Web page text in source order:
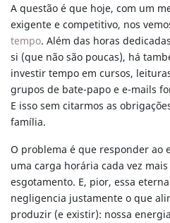
A questão é que hoje, com um
exigente e competitivo, nos
tempo. Além das horas
si (que não são poucas), há
investir tempo em cursos,
grupos de bate-papo e e-mails
E isso sem citarmos as
família.
O problema é que responder ao
uma carga horária cada vez
esgotamento. E, pior, essa
negligencia justamente o que
produzir (e existir): nossa